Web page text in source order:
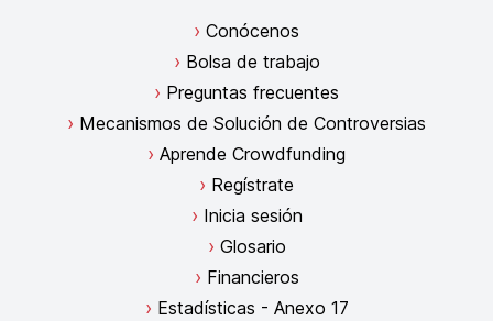
Conócenos
Bolsa de trabajo
Preguntas frecuentes
Mecanismos de Solución de Controversias
Aprende Crowdfunding
Regístrate
Inicia sesión
Glosario
Financieros
Estadísticas - Anexo 17